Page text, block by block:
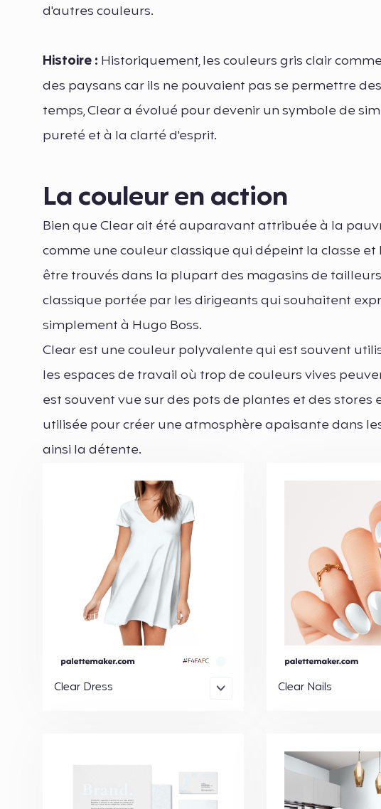
d'autres couleurs.
Histoire : Historiquement, les couleurs gris clair
des paysans car ils ne pouvaient pas se permettre
temps, Clear a évolué pour devenir un symbole de
pureté et à la clarté d'esprit.
La couleur en action
Bien que Clear ait été auparavant attribuée à la
comme une couleur classique qui dépeint la classe
être trouvés dans la plupart des magasins de
classique portée par les dirigeants qui souhaitent
simplement à Hugo Boss.
Clear est une couleur polyvalente qui est souvent
les espaces de travail où trop de couleurs vives
est souvent vue sur des pots de plantes et des
utilisée pour créer une atmosphère apaisante dans
ainsi la détente.
Clear Dress Clear Nails